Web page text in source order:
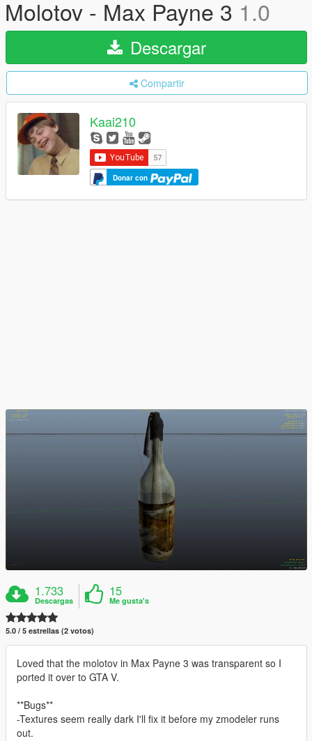
Molotov - Max Payne 3 1.0
Descargar
Compartir
Kaai210
Donar con
1.733
Descargas
15
Me gusta's
5.0 / 5 estrellas (2 votos)
Loved that the molotov in Max Payne 3 was transparent so I
ported it over to GTA V.
**Bugs**
-Textures seem really dark I'll fix it before my zmodeler runs
out.